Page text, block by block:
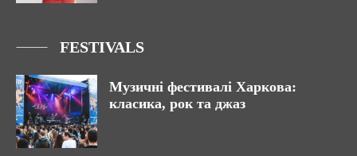
FESTIVALS
Музичні фестивалі Харкова:
класика, рок та джаз